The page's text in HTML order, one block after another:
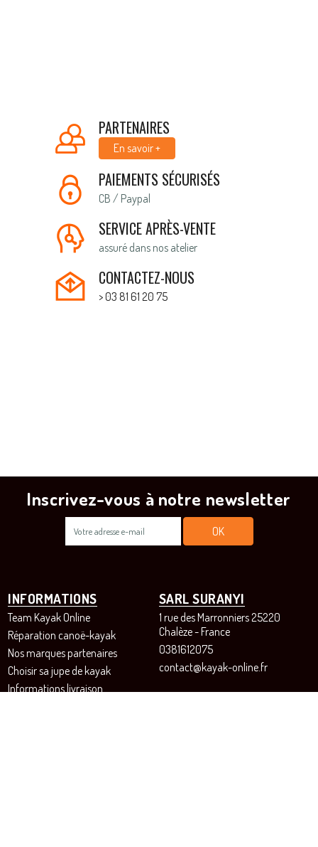
PARTENAIRES
En savoir +
PAIEMENTS SÉCURISÉS
CB / Paypal
SERVICE APRÈS-VENTE
assuré dans nos atelier
CONTACTEZ-NOUS
> 03 81 61 20 75
Inscrivez-vous à notre newsletter
INFORMATIONS
Team Kayak Online
Réparation canoë-kayak
Nos marques partenaires
Choisir sa jupe de kayak
Informations livraison
SARL SURANYI
1 rue des Marronniers 25220
Chalèze - France
0381612075
contact@kayak-online.fr